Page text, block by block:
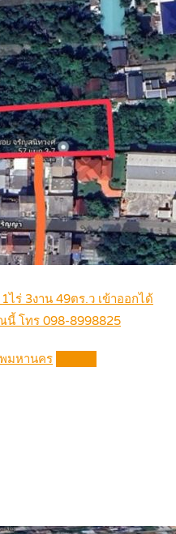
ร่ 3งาน 49ตร.ว เข้าออกได้
นี้ โทร 098-8998825
มหานคร